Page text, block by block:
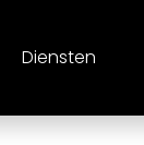
Diensten